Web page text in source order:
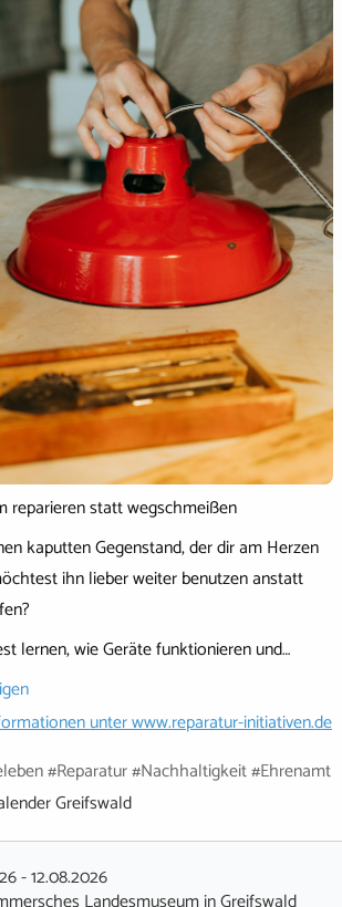
reparieren statt wegschmeißen
kaputten Gegenstand, der dir am Herzen
ihn lieber weiter benutzen anstatt
lernen, wie Geräte funktionieren und…
unterwww.reparatur-initiativen.de
#Reparatur #Nachhaltigkeit #Ehrenamt
Greifswald
-12.08.2026